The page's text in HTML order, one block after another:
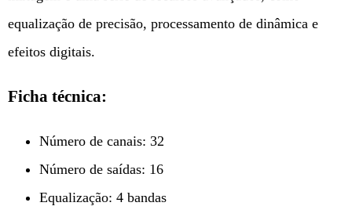
equalização de precisão, processamento de dinâmica e
efeitos digitais.
Ficha técnica:
Número de canais: 32
Número de saídas: 16
Equalização: 4 bandas